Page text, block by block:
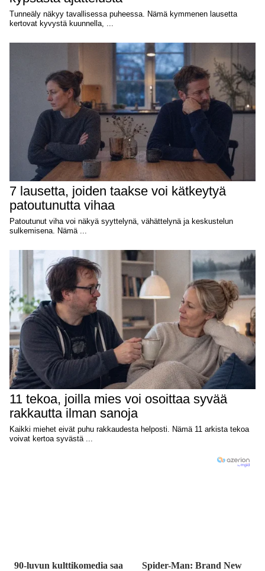
90-luvun kulttikomedia saa
Spider-Man: Brand New